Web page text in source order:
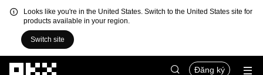
Looks like you're in the United States. Switch to the United States site for
products available in your region.
Switch site
Đăng ký